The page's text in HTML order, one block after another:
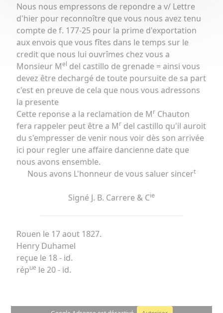
Nous nous empressons de repondre a v/ Lettre
d'hier pour reconnoître que vous nous avez tenu
compte de f. 177-25 pour la prime d'exportation
aux envois que vous fîtes dans le temps sur le
credit que nous lui ouvrîmes chez vous a
Monsieur Mel del castillo de grenade = ainsi vous
devez être dechargé de toute poursuite de sa part
c'est en preuve de cela que nous vous adressons
la presente
Cette reponse a la reclamation de Mr Chauton
fera rappeler peut être a Mr del castillo qu'il auroit
du s'empresser de venir nous voir dès son arrivée
ici pour regler une affaire dancienne date que
nous avons ensemble.
Nous avons L'honneur de vous saluer sincert
Signé J. B. Carrere & Cie
Rouen le 17 aout 1827.
Henry Duhamel
reçue le 18 - id.
répue le 20 - id.